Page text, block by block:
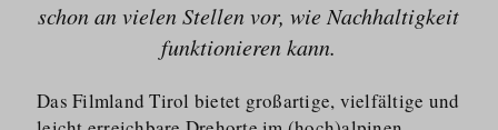
schon an vielen Stellen vor, wie Nachhaltigkeit
funktionieren kann.
Das Filmland Tirol bietet großartige, vielfältige und